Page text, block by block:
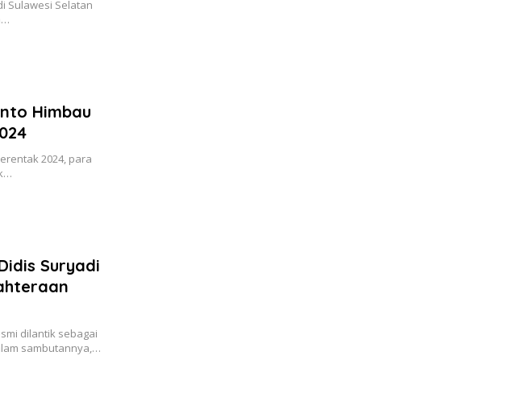
di Sulawesi Selatan
Himbau
2024, para
Suryadi
dilantik sebagai
sambutannya,…